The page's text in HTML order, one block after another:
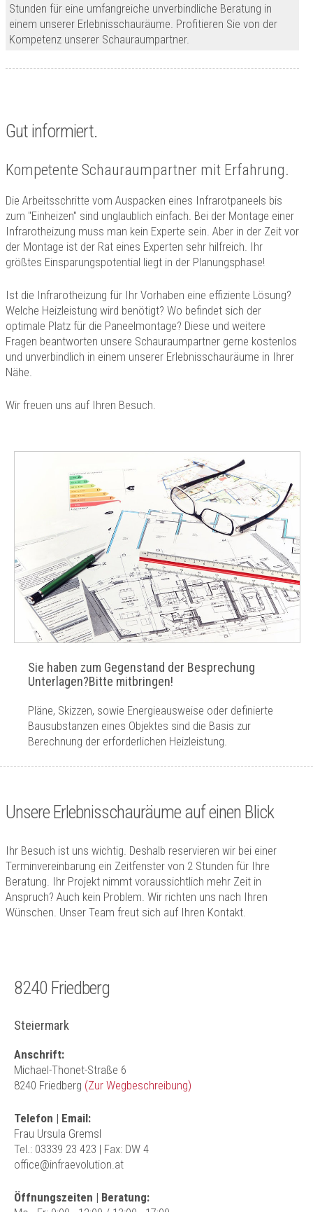
Stunden für eine umfangreiche unverbindliche Beratung in
einem unserer Erlebnisschauräume. Profitieren Sie von der
Kompetenz unserer Schauraumpartner.
Gut informiert.
Kompetente Schauraumpartner mit Erfahrung.
Die Arbeitsschritte vom Auspacken eines Infrarotpaneels bis
zum "Einheizen" sind unglaublich einfach. Bei der Montage einer
Infrarotheizung muss man kein Experte sein. Aber in der Zeit vor
der Montage ist der Rat eines Experten sehr hilfreich. Ihr
größtes Einsparungspotential liegt in der Planungsphase!
Ist die Infrarotheizung für Ihr Vorhaben eine effiziente Lösung?
Welche Heizleistung wird benötigt? Wo befindet sich der
optimale Platz für die Paneelmontage? Diese und weitere
Fragen beantworten unsere Schauraumpartner gerne kostenlos
und unverbindlich in einem unserer Erlebnisschauräume in Ihrer
Nähe.
Wir freuen uns auf Ihren Besuch.
Sie haben zum Gegenstand der Besprechung
Unterlagen?Bitte mitbringen!
Pläne, Skizzen, sowie Energieausweise oder definierte
Bausubstanzen eines Objektes sind die Basis zur
Berechnung der erforderlichen Heizleistung.
Unsere Erlebnisschauräume auf einen Blick
Ihr Besuch ist uns wichtig. Deshalb reservieren wir bei einer
Terminvereinbarung ein Zeitfenster von 2 Stunden für Ihre
Beratung. Ihr Projekt nimmt voraussichtlich mehr Zeit in
Anspruch? Auch kein Problem. Wir richten uns nach Ihren
Wünschen. Unser Team freut sich auf Ihren Kontakt.
8240 Friedberg
Steiermark
Anschrift:
Michael-Thonet-Straße 6
8240 Friedberg (Zur Wegbeschreibung)
Telefon | Email:
Frau Ursula Gremsl
Tel.: 03339 23 423 | Fax: DW 4
office@infraevolution.at
Öffnungszeiten | Beratung: